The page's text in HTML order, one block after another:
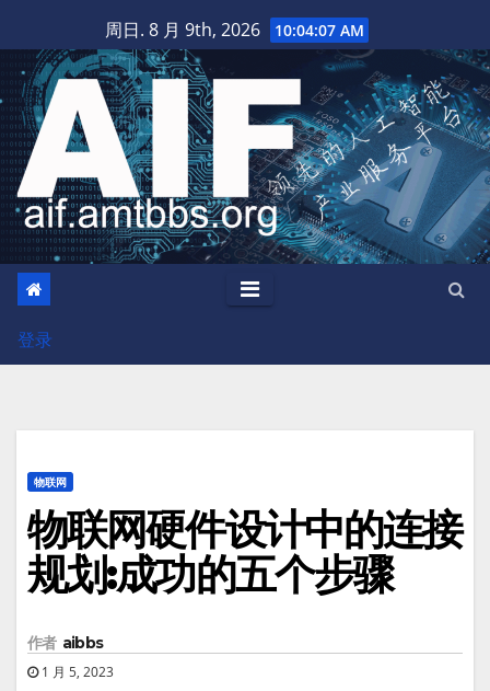
至
内
容
周日. 8 月 9th, 2026 10:04:08 AM
登录
物联网
物联网硬件设计中的连接
规划:成功的五个步骤
作者 aibbs
1 月 5, 2023